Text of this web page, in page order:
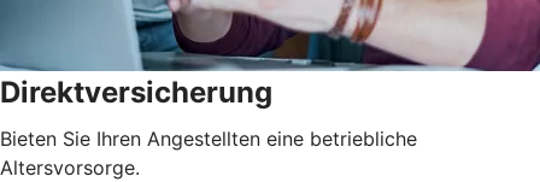
Direktversicherung
Bieten Sie Ihren Angestellten eine betriebliche
Altersvorsorge.